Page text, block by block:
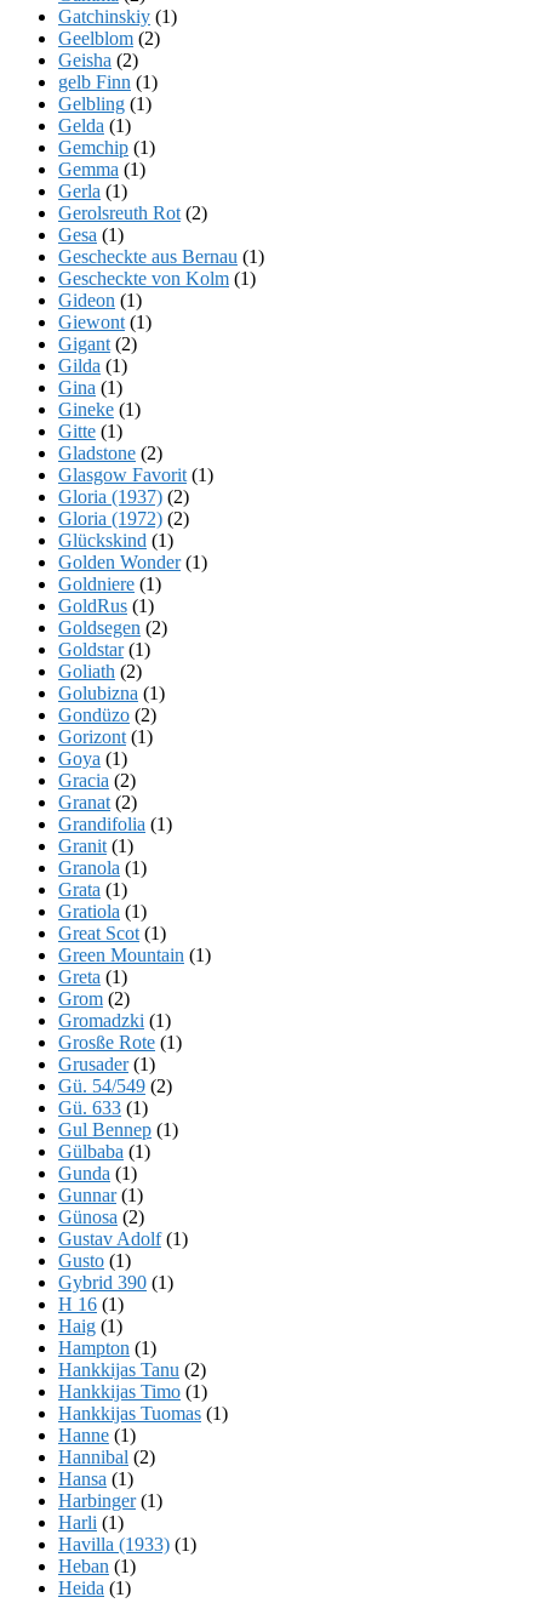
Gatchinskiy (1)
Geelblom (2)
Geisha (2)
gelb Finn (1)
Gelbling (1)
Gelda (1)
Gemchip (1)
Gemma (1)
Gerla (1)
Gerolsreuth Rot (2)
Gesa (1)
Gescheckte aus Bernau (1)
Gescheckte von Kolm (1)
Gideon (1)
Giewont (1)
Gigant (2)
Gilda (1)
Gina (1)
Gineke (1)
Gitte (1)
Gladstone (2)
Glasgow Favorit (1)
Gloria (1937) (2)
Gloria (1972) (2)
Glückskind (1)
Golden Wonder(1)
Goldniere (1)
GoldRus (1)
Goldsegen (2)
Goldstar(1)
Goliath (2)
Golubizna (1)
Gondüzo (2)
Gorizont (1)
Goya (1)
Gracia (2)
Granat (2)
Grandifolia (1)
Granit (1)
Granola (1)
Grata (1)
Gratiola (1)
Great Scot (1)
Green Mountain (1)
Greta (1)
Grom (2)
Gromadzki (1)
Grosße Rote (1)
Grusader(1)
Gü. 54/549 (2)
Gü. 633 (1)
Gul Bennep (1)
Gülbaba (1)
Gunda (1)
Gunnar(1)
Günosa (2)
Gustav Adolf(1)
Gusto (1)
Gybrid 390 (1)
H 16 (1)
Haig (1)
Hampton (1)
Hankkijas Tanu (2)
Hankkijas Timo (1)
Hankkijas Tuomas (1)
Hanne (1)
Hannibal (2)
Hansa (1)
Harbinger(1)
Harli (1)
Havilla (1933) (1)
Heban (1)
Heida (1)